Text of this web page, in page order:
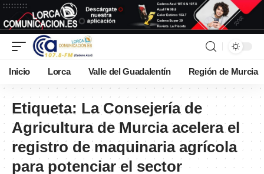
Inicio Lorca Valle del Guadalentín Región de Murcia
Etiqueta: La Consejería de
Agricultura de Murcia acelera el
registro de maquinaria agrícola
para potenciar el sector